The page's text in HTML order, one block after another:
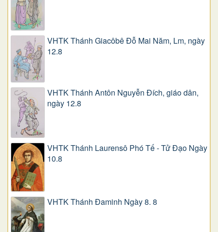
VHTK Thánh Giacôbê Ðỗ Mai Năm, Lm, ngày
12.8
VHTK Thánh Antôn Nguyễn Ðích, giáo dân,
ngày 12.8
VHTK Thánh Laurensô Phó Tế - Tử Đạo Ngày
10.8
VHTK Thánh Đaminh Ngày 8. 8